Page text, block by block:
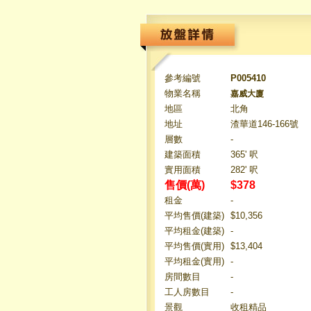
參考編號
P005410
物業名稱
嘉威大廈
地區
北角
地址
渣華道146-166號
層數
-
建築面積
365' 呎
實用面積
282' 呎
售價(萬) $378
租金
-
平均售價(建築) $10,356
平均租金(建築) -
平均售價(實用) $13,404
平均租金(實用) -
房間數目
-
工人房數目
-
景觀
收租精品